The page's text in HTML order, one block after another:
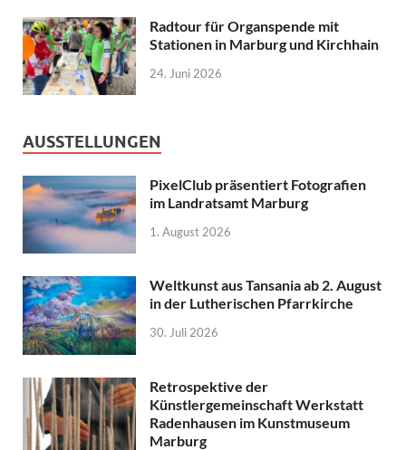
Radtour für Organspende mit
Stationen in Marburg und Kirchhain
24. Juni 2026
AUSSTELLUNGEN
PixelClub präsentiert Fotografien
im Landratsamt Marburg
1. August 2026
Weltkunst aus Tansania ab 2. August
in der Lutherischen Pfarrkirche
30. Juli 2026
Retrospektive der
Künstlergemeinschaft Werkstatt
Radenhausen im Kunstmuseum
Marburg